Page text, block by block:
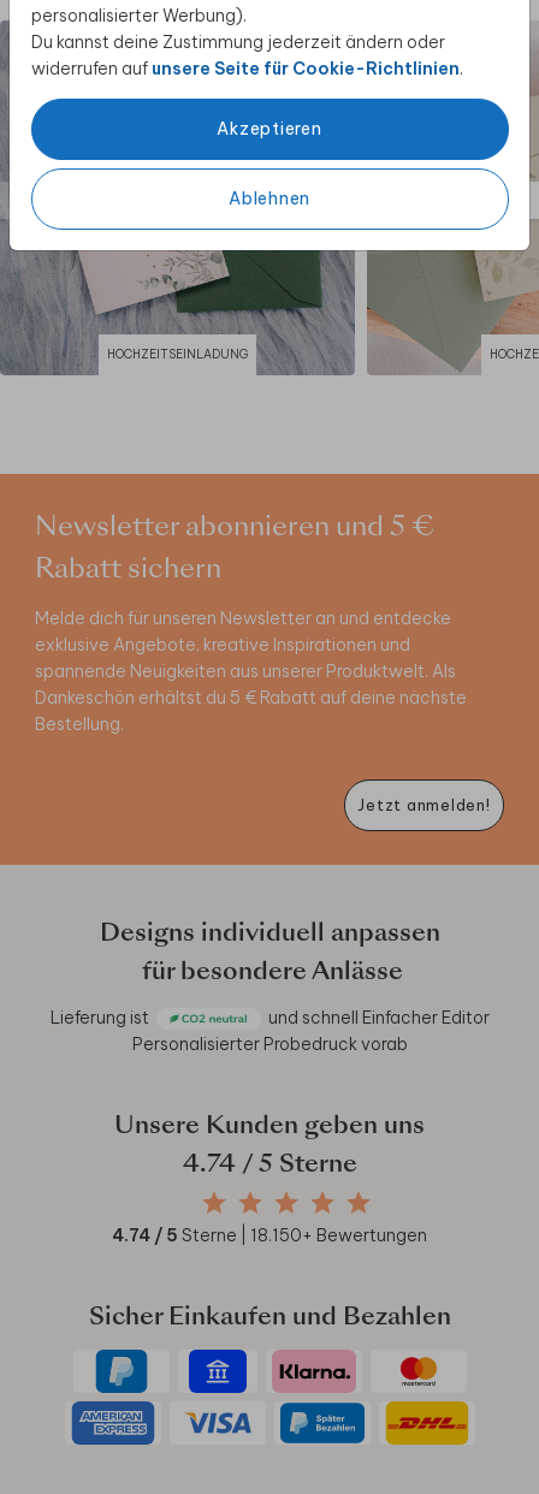
personalisierter Werbung).
Du kannst deine Zustimmung jederzeit ändern oder
widerrufen auf unsere Seite für Cookie-Richtlinien.
Akzeptieren
Ablehnen
HOCHZEITSEINLADUNG
Newsletter abonnieren und 5 €
Rabatt sichern
Melde dich für unseren Newsletter an und entdecke
exklusive Angebote, kreative Inspirationen und
spannende Neuigkeiten aus unserer Produktwelt. Als
Dankeschön erhältst du 5 € Rabatt auf deine nächste
Bestellung.
Jetzt anmelden!
Designs individuell anpassen
für besondere Anlässe
Lieferung ist und schnell Einfacher Editor
Personalisierter Probedruck vorab
Unsere Kunden geben uns
4.74/ 5 Sterne
4.74 / 5 Sterne | 18.150+ Bewertungen
Sicher Einkaufen und Bezahlen